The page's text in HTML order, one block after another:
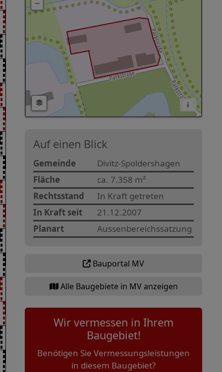
i
Auf einen Blick
Gemeinde
Divitz-Spoldershagen
Fläche
ca. 7.358 m²
Rechtsstand
In Kraft getreten
In Kraft seit
21.12.2007
Planart
Aussenbereichssatzung
Bauportal MV
Alle Baugebiete in MV anzeigen
Wir vermessen in Ihrem
Baugebiet!
Benötigen Sie Vermessungsleistungen
in diesem Baugebiet?